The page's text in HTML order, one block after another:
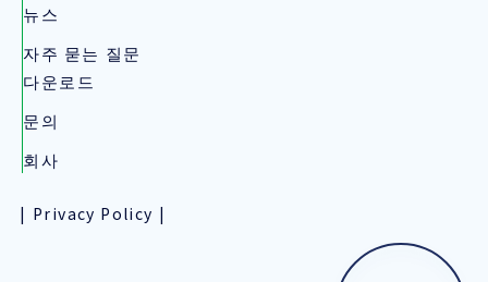
뉴스
자주 묻는 질문
다운로드
문의
회사
Privacy Policy